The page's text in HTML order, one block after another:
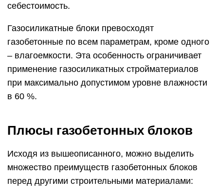
себестоимость.
Газосиликатные блоки превосходят
газобетонные по всем параметрам, кроме одного
– влагоемкости. Эта особенность ограничивает
применение газосиликатных стройматериалов
при максимально допустимом уровне влажности
в 60 %.
Плюсы газобетонных блоков
Исходя из вышеописанного, можно выделить
множество преимуществ газобетонных блоков
перед другими строительными материалами: